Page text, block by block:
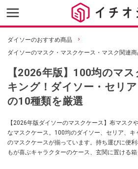
ダイソーのおすすめ商品
ダイソーのマスク・マスクケース・マスク関連商
【2026年版】100均のマ
キング！ダイソー・セリ
の10種類を厳選
【2026年版ダイソーのマスクケース】布マスク
なマスクケース。100均のダイソー、セリア、
のマスクケースが揃っています。持ち運びに便
もが喜ぶキャラクターのケース、玄関に置ける
100均のお得な雑貨に詳しいイチオシ編集部の